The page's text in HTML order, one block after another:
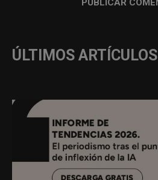
ÚLTIMOS ARTÍCULOS